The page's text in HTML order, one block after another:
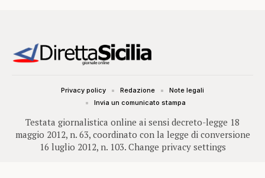
Testata giornalistica online ai sensi decreto-legge 18
maggio 2012, n. 63, coordinato con la legge di conversione
16 luglio 2012, n. 103. Change privacy settings
Privacy policy Redazione
Note legali
Invia un comunicato stampa